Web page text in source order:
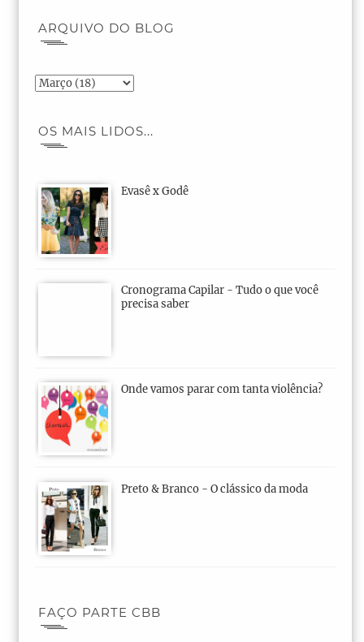
ARQUIVO DO BLOG
OS MAIS LIDOS...
Evasê x Godê
Cronograma Capilar - Tudo o que você
precisa saber
Onde vamos parar com tanta violência?
Preto & Branco - O clássico da moda
FAÇO PARTE CBB